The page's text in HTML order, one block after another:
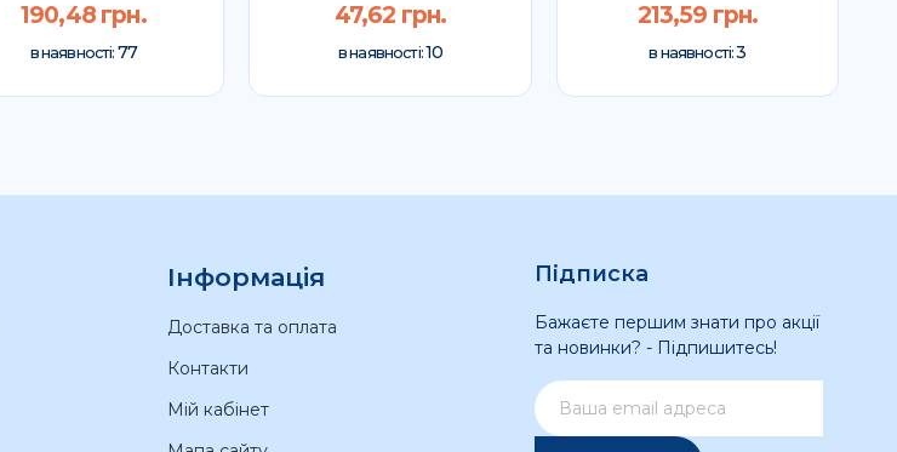
190,48 грн.
в наявності: 77
47,62 грн.
в наявності:10
213,59 грн.
в наявності:3
Інформація
Доставка та оплата
Контакти
Мій кабінет
Підписка
Бажаєте першим знати про акції
та новинки? - Підпишитесь!